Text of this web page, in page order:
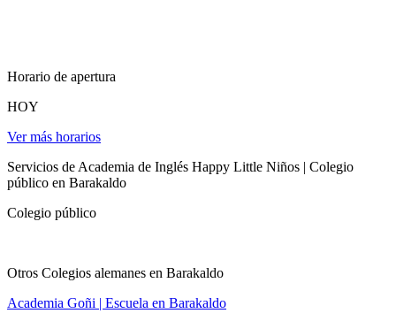
Horario de apertura
HOY
Ver más horarios
Servicios de Academia de Inglés Happy Little Niños | Colegio
público en Barakaldo
Colegio público
Otros Colegios alemanes en Barakaldo
Academia Goñi | Escuela en Barakaldo